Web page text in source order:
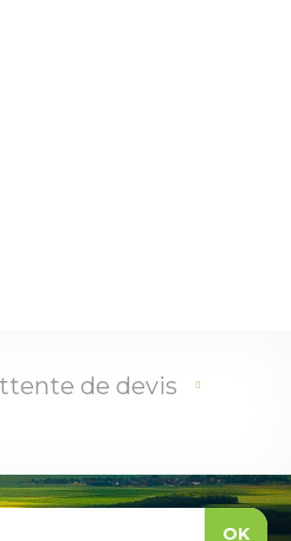
de devis
OK